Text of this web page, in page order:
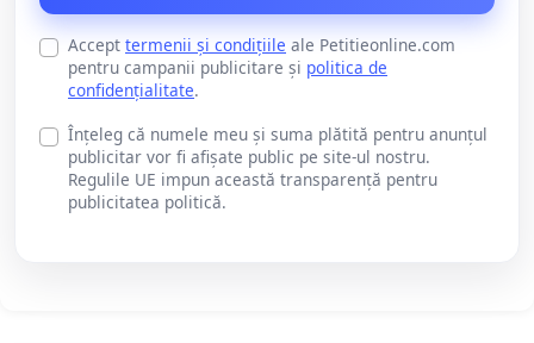
Accept termenii și condițiile ale Petitieonline.com
pentru campanii publicitare și politica de
confidențialitate.
Înțeleg că numele meu și suma plătită pentru anunțul
publicitar vor fi afișate public pe site-ul nostru.
Regulile UE impun această transparență pentru
publicitatea politică.